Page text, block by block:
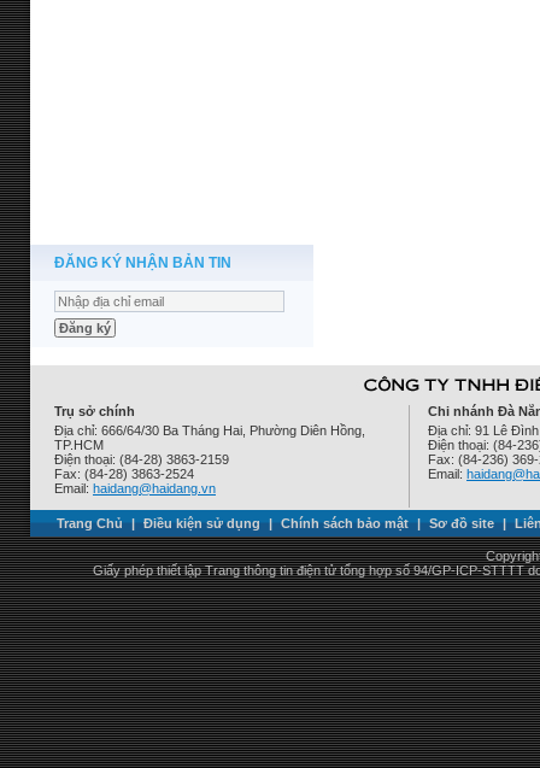
ĐĂNG KÝ NHẬN BẢN TIN
Trụ sở chính
Địa chỉ: 666/64/30 Ba Tháng Hai, Phường Diên Hồng,
TP.HCM
Điện thoại: (84-28) 3863-2159
Fax: (84-28) 3863-2524
Email: haidang@haidang.vn
Chi nhánh Đà
Địa chỉ: 91 Lê
Điện thoại: (84-
Fax: (84-236)
Email:
Trang Chủ | Điều kiện sử dụng | Chính sách bảo mật | Sơ đồ site |
Giấy phép thiết lập Trang thông tin điện tử tổng hợp số 94/GP-ICP-STTTT